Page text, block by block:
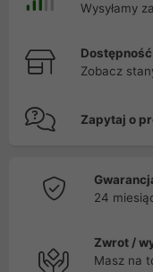
Wysyłamy
Zobacz
Zapytaj o
24
Zwrot /
Masz na